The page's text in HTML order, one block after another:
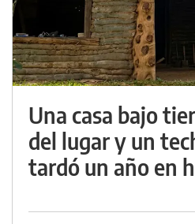
Una casa bajo
del lugar y un
tardó un año en